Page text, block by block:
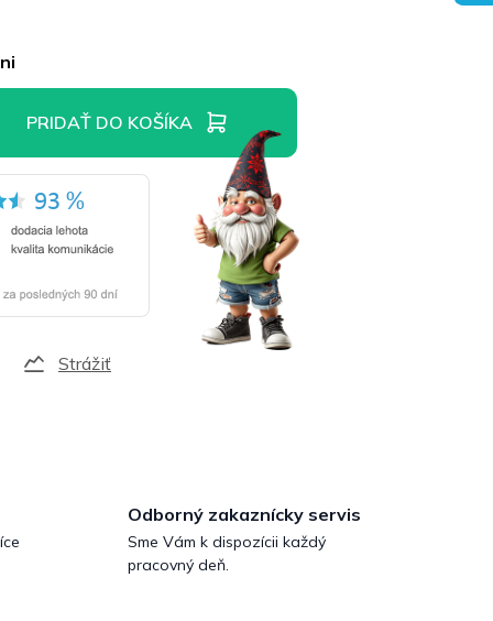
PRIDAŤ DO KOŠÍKA
Strážiť
Odborný zakaznícky servis
Sme Vám k dispozícii každý
pracovný deň.